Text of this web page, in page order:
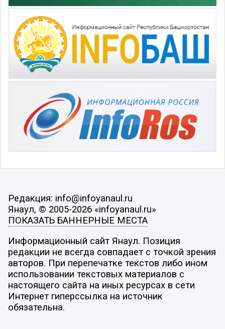
Редакция: info@infoyanaul.ru
Янаул, © 2005-2026 «infoyanaul.ru»
ПОКАЗАТЬ БАННЕРНЫЕ МЕСТА
Информационный сайт Янаул. Позиция
редакции не всегда совпадает с точкой зрения
авторов. При перепечатке текстов либо ином
использовании текстовых материалов с
настоящего сайта на иных ресурсах в сети
Интернет гиперссылка на источник
обязательна.